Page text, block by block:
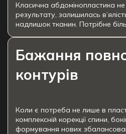
Класична абдомінопластика
результату, залишилась
надлишок тканин. Потрібне
Бажання
контурів
Коли є потреба не лише в
комплексній корекції спини,
формування нових